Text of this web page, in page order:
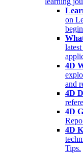
on
4D
and
4D
4D
4D
Tips.